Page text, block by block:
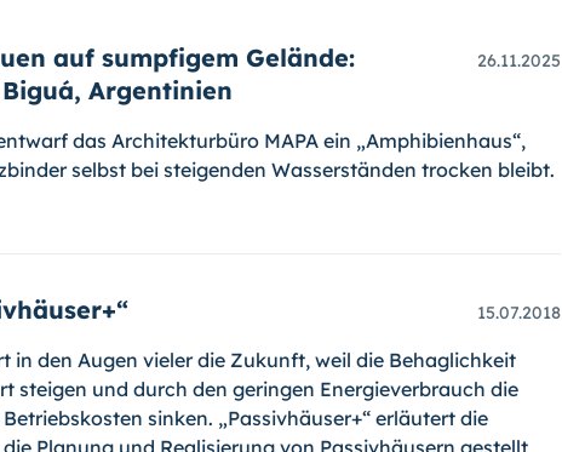
auf sumpfigem Gelände:
Argentinien
26.11.2025
das Architekturbüro MAPA ein „Amphibienhaus“,
selbst bei steigenden Wasserständen trocken bleibt.
15.07.2018
in den Augen vieler die Zukunft, weil die Be­hag­lich­keit
steigen und durch den geringen Ener­gie­ver­brauch die
sinken. „Passivhäuser+“ erläutert die
Planung und Realisierung von Passivhäusern gestellt